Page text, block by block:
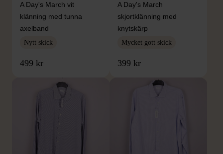
A Day's March vit
klänning med tunna
axelband
Nytt skick
499 kr
A Day's March
skjortklänning med
knytskärp
Mycket gott skick
399 kr